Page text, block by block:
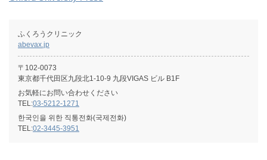
ふくろうクリニック
abevax.jp
〒102-0073
東京都千代田区九段北1-10-9 九段VIGAS ビル B1F
お気軽にお問い合わせください
TEL:03-5212-1271
한국인을 위한 직통전화(국제전화)
TEL:02-3445-3951